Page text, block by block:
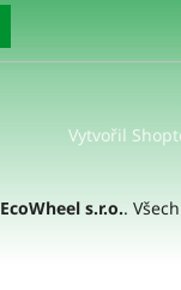
Vytvořil
EcoWheel s.r.o..